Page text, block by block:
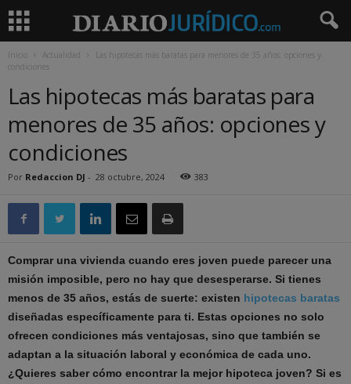
Inicio Actualidad
Las hipotecas más baratas para menores de 35 años: opciones y
condiciones
Las hipotecas más baratas para
menores de 35 años: opciones y
condiciones
Por Redaccion DJ - 28 octubre, 2024 383
Comprar una vivienda cuando eres joven puede parecer una
misión imposible, pero no hay que desesperarse. Si tienes
menos de 35 años, estás de suerte: existen hipotecas baratas
diseñadas específicamente para ti. Estas opciones no solo
ofrecen condiciones más ventajosas, sino que también se
adaptan a la situación laboral y económica de cada uno.
¿Quieres saber cómo encontrar la mejor hipoteca joven? Si es